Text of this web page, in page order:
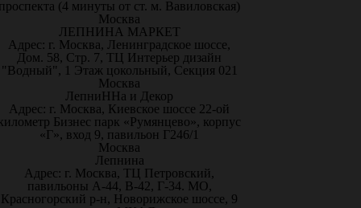
(4 минуты от ст. м. Вавиловская)
Москва
ЛЕПНИНА МАРКЕТ
Адрес: г. Москва, Ленинградское шоссе,
Дом. 58, Стр. 7, ТЦ Интерьер дизайн
"Водный", 1 Этаж цокольный, Секция 021
Москва
ЛепниННа и Декор
Адрес: г. Москва, Киевское шоссе 22-ой
Бизнес парк «Румянцево», корпус
«Г», вход 9, павильон Г246/1
Москва
Лепнина
Адрес: г. Москва, ТЦ Петровский,
павильоны А-44, В-42, Г-34. МО,
Красногорский р-н, Новорижское шоссе, 9